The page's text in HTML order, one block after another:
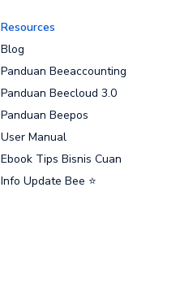
Resources
Blog
Panduan Beeaccounting
Panduan Beecloud 3.0
Panduan Beepos
User Manual
Ebook Tips Bisnis Cuan
Info Update Bee ⭐